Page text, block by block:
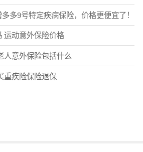
多9号特定疾病保险，价格更便宜了！
运动意外保险价格
人意外保险包括什么
重疾险保险退保